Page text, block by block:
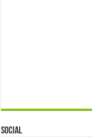
Social